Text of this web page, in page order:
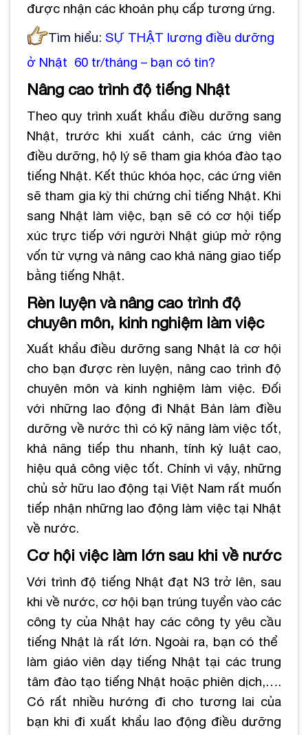
được nhận các khoản phụ cấp tương ứng.
Tìm hiểu: SỰ THẬT lương điều dưỡng
ở Nhật 60 tr/tháng – bạn có tin?
Nâng cao trình độ tiếng Nhật
Theo quy trình xuất khẩu điều dưỡng sang
Nhật, trước khi xuất cảnh, các ứng viên
điều dưỡng, hộ lý sẽ tham gia khóa đào tạo
tiếng Nhật. Kết thúc khóa học, các ứng viên
sẽ tham gia kỳ thi chứng chỉ tiếng Nhật. Khi
sang Nhật làm việc, bạn sẽ có cơ hội tiếp
xúc trực tiếp với người Nhật giúp mở rộng
vốn từ vựng và nâng cao khả năng giao tiếp
bằng tiếng Nhật.
Rèn luyện và nâng cao trình độ
chuyên môn, kinh nghiệm làm việc
Xuất khẩu điều dưỡng sang Nhật là cơ hội
cho bạn được rèn luyện, nâng cao trình độ
chuyên môn và kinh nghiệm làm việc. Đối
với những lao động đi Nhật Bản làm điều
dưỡng về nước thì có kỹ năng làm việc tốt,
khả năng tiếp thu nhanh, tính kỷ luật cao,
hiệu quả công việc tốt. Chính vì vậy, những
chủ sở hữu lao động tại Việt Nam rất muốn
tiếp nhận những lao động làm việc tại Nhật
về nước.
Cơ hội việc làm lớn sau khi về nước
Với trình độ tiếng Nhật đạt N3 trở lên, sau
khi về nước, cơ hội bạn trúng tuyển vào các
công ty của Nhật hay các công ty yêu cầu
tiếng Nhật là rất lớn. Ngoài ra, bạn có thể
làm giáo viên dạy tiếng Nhật tại các trung
tâm đào tạo tiếng Nhật hoặc phiên dịch,….
Có rất nhiều hướng đi cho tương lai của
bạn khi đi xuất khẩu lao động điều dưỡng